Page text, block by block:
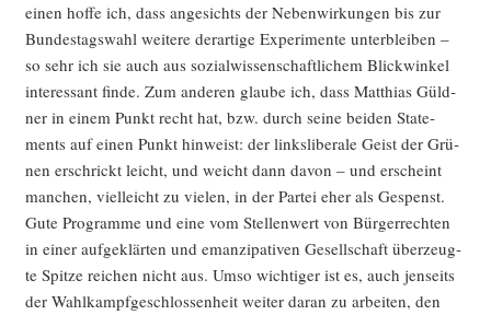
einen hof­fe ich, dass ange­sichts der Neben­wir­kun­gen bis zur
Bun­des­tags­wahl wei­te­re der­ar­ti­ge Expe­ri­men­te unter­blei­ben –
so sehr ich sie auch aus sozi­al­wis­sen­schaft­li­chem Blick­win­kel
inter­es­sant fin­de. Zum ande­ren glau­be ich, dass Mat­thi­as Güld­
ner in einem Punkt recht hat, bzw. durch sei­ne bei­den State­
ments auf einen Punkt hin­weist: der links­li­be­ra­le Geist der Grü­
nen erschrickt leicht, und weicht dann davon – und erscheint
man­chen, viel­leicht zu vie­len, in der Par­tei eher als Gespenst.
Gute Pro­gram­me und eine vom Stel­len­wert von Bür­ger­rech­ten
in einer auf­ge­klär­ten und eman­zi­pa­ti­ven Gesell­schaft über­zeug­
te Spit­ze rei­chen nicht aus. Umso wich­ti­ger ist es, auch jen­seits
der Wahl­kampf­ge­schlos­sen­heit wei­ter dar­an zu arbei­ten, den